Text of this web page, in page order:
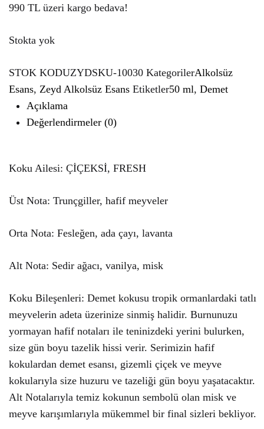
990 TL üzeri kargo bedava!
Stokta yok
STOK KODUZYDSKU-10030 KategorilerAlkolsüz
Esans, Zeyd Alkolsüz Esans Etiketler50 ml, Demet
Açıklama
Değerlendirmeler (0)
Koku Ailesi: ÇİÇEKSİ, FRESH
Üst Nota: Trunçgiller, hafif meyveler
Orta Nota: Fesleğen, ada çayı, lavanta
Alt Nota: Sedir ağacı, vanilya, misk
Koku Bileşenleri: Demet kokusu tropik ormanlardaki tatlı
meyvelerin adeta üzerinize sinmiş halidir. Burnunuzu
yormayan hafif notaları ile teninizdeki yerini bulurken,
size gün boyu tazelik hissi verir. Serimizin hafif
kokulardan demet esansı, gizemli çiçek ve meyve
kokularıyla size huzuru ve tazeliği gün boyu yaşatacaktır.
Alt Notalarıyla temiz kokunun sembolü olan misk ve
meyve karışımlarıyla mükemmel bir final sizleri bekliyor.